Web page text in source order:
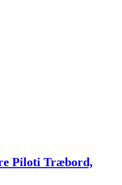
Piloti Træbord,